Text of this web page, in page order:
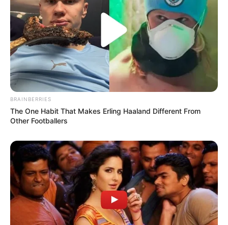
TAGS FILM ANIMASI YOU ANIMAL
BRAINBERRIES
The One Habit That Makes Erling Haaland Different From
Other Footballers